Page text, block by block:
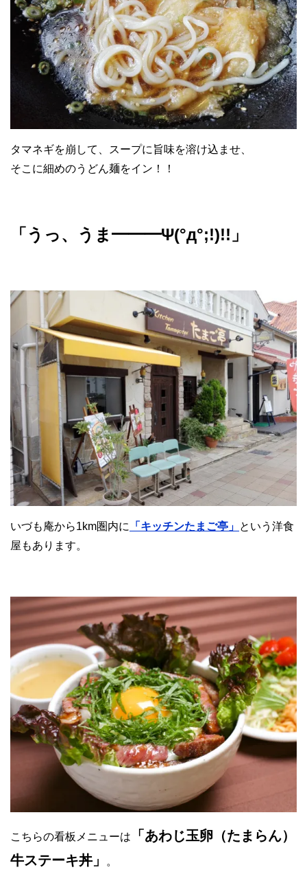
タマネギを崩して、スープに旨味を溶け込ませ、
そこに細めのうどん麺をイン！！
「うっ、うま━━━Ψ(°д°;!)!!」
いづも庵から1km圏内に 「キッチンたまご亭」 という洋食
屋もあります。
こちらの看板メニューは
「あわじ玉卵（たまらん）
牛ステーキ丼」
。